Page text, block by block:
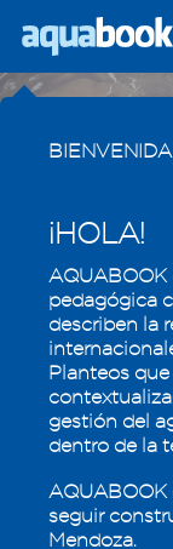
Previous
CAPÍTULO
El agua se
5.1 - Balance
5.2 - Pronóstico
5.2.1 - Pronóstico
agua
5.2.2 -
BIENVENIDA
¡HOLA!
AQUABOOK
pedagógica
describen la
Planteos
gestión del
dentro de la
AQUABOOK
seguir
Mendoza.